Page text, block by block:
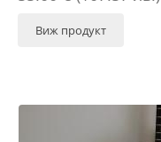
Виж продукт